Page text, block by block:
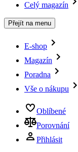
Celý magazín
Přejít na menu
E-shop
Magazín
Poradna
Vše o nákupu
Oblíbené
Porovnání
Přihlásit